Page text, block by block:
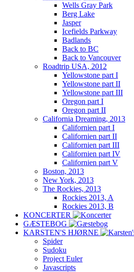
Wells Gray Park
Berg Lake
Jasper
Icefields Parkway
Badlands
Back to BC
Back to Vancouver
Roadtrip USA, 2012
Yellowstone part I
Yellowstone part II
Yellowstone part III
Oregon part I
Oregon part II
California Dreaming, 2013
Californien part I
Californien part II
Californien part III
Californien part IV
Californien part V
Boston, 2013
New York, 2013
The Rockies, 2013
Rockies 2013, A
Rockies 2013, B
KONCERTER
GÆSTEBOG
KARSTEN'S HJØRNE
Spider
Sudoku
Project Euler
Javascripts